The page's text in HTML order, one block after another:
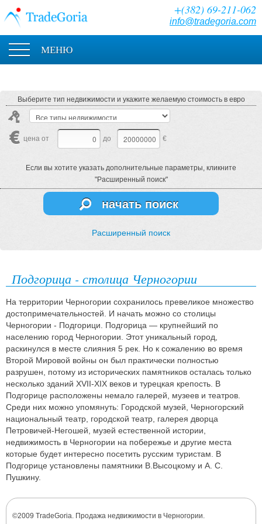
+(382) 69-211-062
info@tradegoria.com
МЕНЮ
Выберите тип недвижимости и укажите желаемую стоимость в евро
цена от до €
Если вы хотите указать дополнительные параметры, кликните
"Расширенный поиск"
начать поиск
Расширенный поиск
Подгорица - столица Черногории
На территории Черногории сохранилось превеликое множество
достопримечательностей. И начать можно со столицы
Черногории - Подгорици. Подгорица — крупнейший по
населению город Черногории. Этот уникальный город,
раскинулся в месте слияния 5 рек. Но к сожалению во время
Второй Мировой войны он был практически полностью
разрушен, потому из исторических памятников осталась только
несколько зданий XVII-XIX веков и турецкая крепость. В
Подгорице расположены немало галерей, музеев и театров.
Среди них можно упомянуть: Городской музей, Черногорский
национальный театр, городской театр, галерея дворца
Петровичей-Негошей, музей естественной истории,
недвижимость в Черногории на побережье и другие места
которые будет интересно посетить русским туристам. В
Подгорице установлены памятники В.Высоцкому и А. С.
Пушкину.
©2009 TradeGoria. Продажа недвижимости в Черногории.